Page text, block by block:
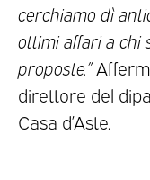
cerchiamo dì
ottimi affari a chi
proposte.”
direttore del
Casa d’Aste.